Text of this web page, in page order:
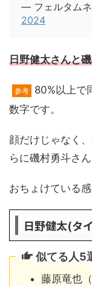
— フェルタム
2024
日野健太さんと
参考
80%以上で
数字です。
顔だけじゃなく
らに磯村勇斗さん
おちょけている
日野健太(タ
似てる人5
藤原竜也（